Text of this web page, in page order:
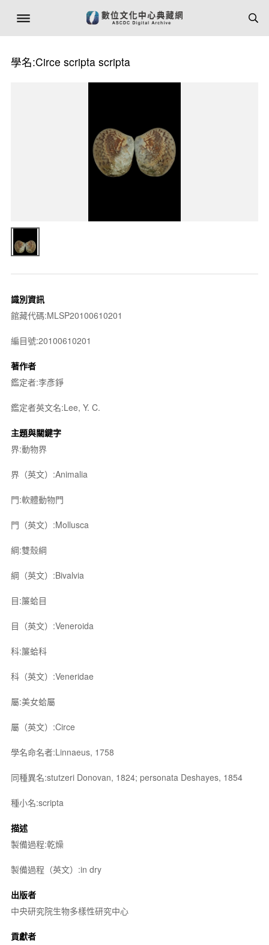
學名:Circe scripta scripta
識別資訊
館藏代碼:MLSP20100610201
編目號:20100610201
著作者
鑑定者:李彥錚
鑑定者英文名:Lee, Y. C.
主題與關鍵字
界:動物界
界（英文）:Animalia
門:軟體動物門
門（英文）:Mollusca
綱:雙殼綱
綱（英文）:Bivalvia
目:簾蛤目
目（英文）:Veneroida
科:簾蛤科
科（英文）:Veneridae
屬:美女蛤屬
屬（英文）:Circe
學名命名者:Linnaeus, 1758
同種異名:stutzeri Donovan, 1824; personata Deshayes, 1854
種小名:scripta
描述
製備過程:乾燥
製備過程（英文）:in dry
出版者
中央研究院生物多樣性研究中心
貢獻者